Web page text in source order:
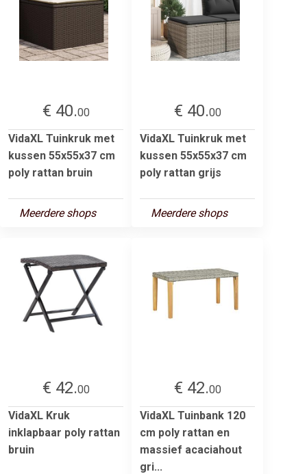
€ 40.00
VidaXL Tuinkruk met
kussen 55x55x37 cm
poly rattan bruin
Meerdere shops
€ 40.00
VidaXL Tuinkruk met
kussen 55x55x37 cm
poly rattan grijs
Meerdere shops
€ 42.00
VidaXL Kruk
inklapbaar poly rattan
bruin
€ 42.00
VidaXL Tuinbank 120
cm poly rattan en
massief acaciahout
gri...